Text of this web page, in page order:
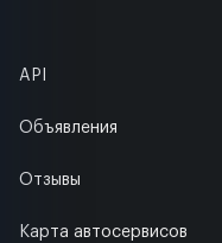
API
Объявления
Отзывы
Карта автосервисов